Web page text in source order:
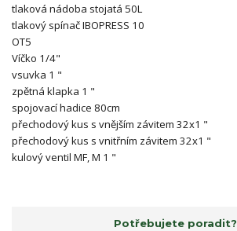
tlaková nádoba stojatá 50L
tlakový spínač IBOPRESS 10
OT5
Víčko 1/4"
vsuvka 1 "
zpětná klapka 1 "
spojovací hadice 80cm
přechodový kus s vnějším závitem 32x1 "
přechodový kus s vnitřním závitem 32x1 "
kulový ventil MF, M 1 "
Potřebujete poradit?